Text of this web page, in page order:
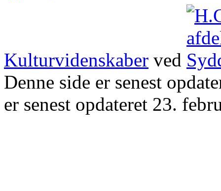
Kulturvidenskaber ved
Denne side er senest
er senest opdateret 23.